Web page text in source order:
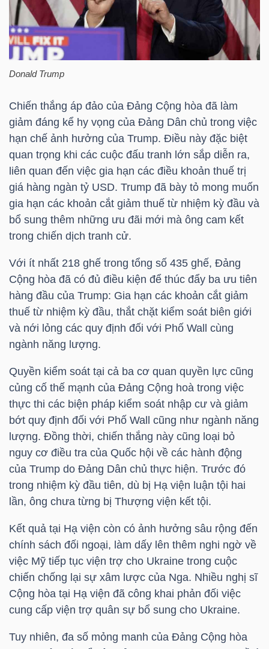
Donald Trump
Chiến thắng áp đảo của Đảng Cộng hòa đã làm
giảm đáng kể hy vọng của Đảng Dân chủ trong việc
hạn chế ảnh hưởng của Trump. Điều này đặc biệt
quan trọng khi các cuộc đấu tranh lớn sắp diễn ra,
liên quan đến việc gia hạn các điều khoản thuế trị
giá hàng ngàn tỷ USD. Trump đã bày tỏ mong muốn
gia hạn các khoản cắt giảm thuế từ nhiệm kỳ đầu và
bổ sung thêm những ưu đãi mới mà ông cam kết
trong chiến dịch tranh cử.
Với ít nhất 218 ghế trong tổng số 435 ghế, Đảng
Cộng hòa đã có đủ điều kiện để thúc đẩy ba ưu tiên
hàng đầu của Trump: Gia hạn các khoản cắt giảm
thuế từ nhiệm kỳ đầu, thắt chặt kiểm soát biên giới
và nới lỏng các quy định đối với Phố Wall cùng
ngành năng lượng.
Quyền kiểm soát tại cả ba cơ quan quyền lực cũng
củng cố thế mạnh của Đảng Cộng hoà trong việc
thực thi các biện pháp kiểm soát nhập cư và giảm
bớt quy định đối với Phố Wall cũng như ngành năng
lượng. Đồng thời, chiến thắng này cũng loại bỏ
nguy cơ điều tra của Quốc hội về các hành động
của Trump do Đảng Dân chủ thực hiện. Trước đó
trong nhiệm kỳ đầu tiên, dù bị Hạ viện luận tội hai
lần, ông chưa từng bị Thượng viện kết tội.
Kết quả tại Hạ viện còn có ảnh hưởng sâu rộng đến
chính sách đối ngoại, làm dấy lên thêm nghi ngờ về
việc Mỹ tiếp tục viện trợ cho Ukraine trong cuộc
chiến chống lại sự xâm lược của Nga. Nhiều nghị sĩ
Cộng hòa tại Hạ viện đã công khai phản đối việc
cung cấp viện trợ quân sự bổ sung cho Ukraine.
Tuy nhiên, đa số mỏng manh của Đảng Cộng hòa
GIỚI
TÀI
CHÍNH
CÁ
NHÂN
PHÂN
TÍCH
VIETSTOCKFINANCE
VĨ
MÔ
NGÀNH
DOANH
NGHIỆP
CỔ
PHIẾU
SINH